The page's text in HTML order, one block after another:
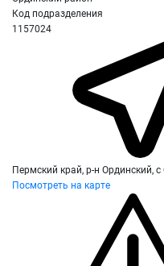
Код подразделения
1157024
Пермский край, р-н Ординский,
Посмотреть на карте